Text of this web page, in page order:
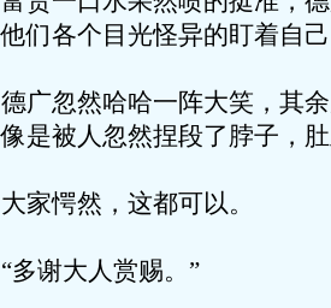
他们各个目光怪异的盯着自
德广忽然哈哈一阵大笑，其
像是被人忽然捏段了脖子，
大家愕然，这都可以。
“多谢大人赏赐。”